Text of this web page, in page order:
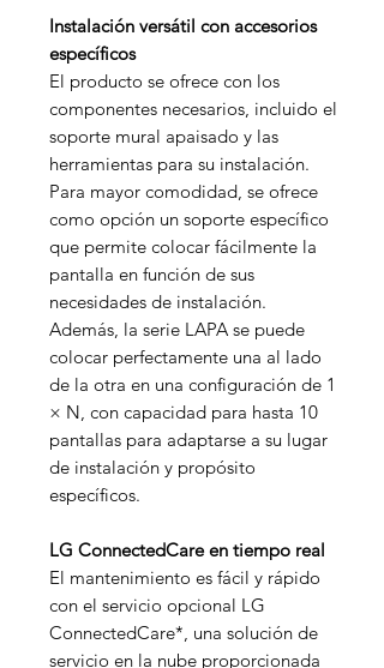
Instalación versátil con accesorios
específicos
El producto se ofrece con los
componentes necesarios, incluido el
soporte mural apaisado y las
herramientas para su instalación.
Para mayor comodidad, se ofrece
como opción un soporte específico
que permite colocar fácilmente la
pantalla en función de sus
necesidades de instalación.
Además, la serie LAPA se puede
colocar perfectamente una al lado
de la otra en una configuración de 1
× N, con capacidad para hasta 10
pantallas para adaptarse a su lugar
de instalación y propósito
específicos.
LG ConnectedCare en tiempo real
El mantenimiento es fácil y rápido
con el servicio opcional LG
ConnectedCare*, una solución de
servicio en la nube proporcionada